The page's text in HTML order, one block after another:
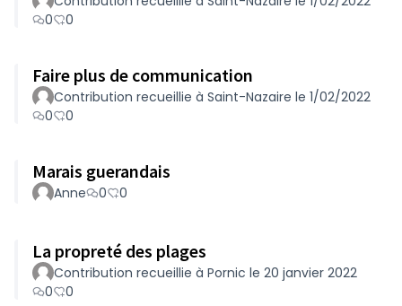
0
0
Faire plus de communication
Contribution recueillie à Saint-Nazaire le 1/02/2022
0
0
Marais guerandais
Anne 0 0
La propreté des plages
Contribution recueillie à Pornic le 20 janvier 2022
0
0